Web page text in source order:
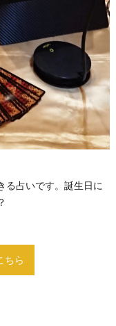
る占いです。誕生日に
ちら